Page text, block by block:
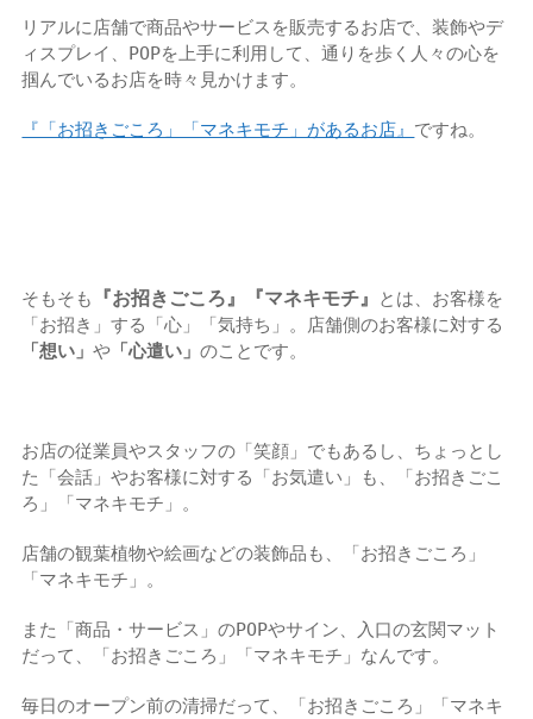
リアルに店舗で商品やサービスを販売するお店で、装飾やデ
ィスプレイ、POPを上手に利用して、通りを歩く人々の心を
掴んでいるお店を時々見かけます。
『「お招きごころ」「マネキモチ」があるお店』 ですね。
そもそも 『お招きごころ』『マネキモチ』
とは、お客様を
「お招き」する「心」「気持ち」。店舗側のお客様に対する
「想い」や 「心遣い」のことです。
お店の従業員やスタッフの「笑顔」でもあるし、ちょっとし
た「会話」やお客様に対する「お気遣い」も、「お招きごこ
ろ」「マネキモチ」。
店舗の観葉植物や絵画などの装飾品も、「お招きごころ」
「マネキモチ」。
また「商品・サービス」のPOPやサイン、入口の玄関マット
だって、「お招きごころ」「マネキモチ」なんです。
毎日のオープン前の清掃だって、「お招きごころ」「マネキ